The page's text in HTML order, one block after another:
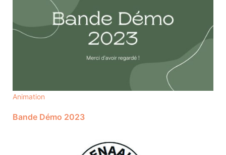
Animation
Bande Démo 2023